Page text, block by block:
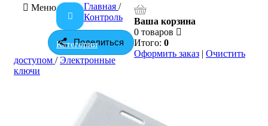
Меню
Категории
Ваша корзина
0 товаров
Итого: 0
Оформить заказ | Очистить
Поделиться
Главная /
Контроль
доступом /Электронные
ключи